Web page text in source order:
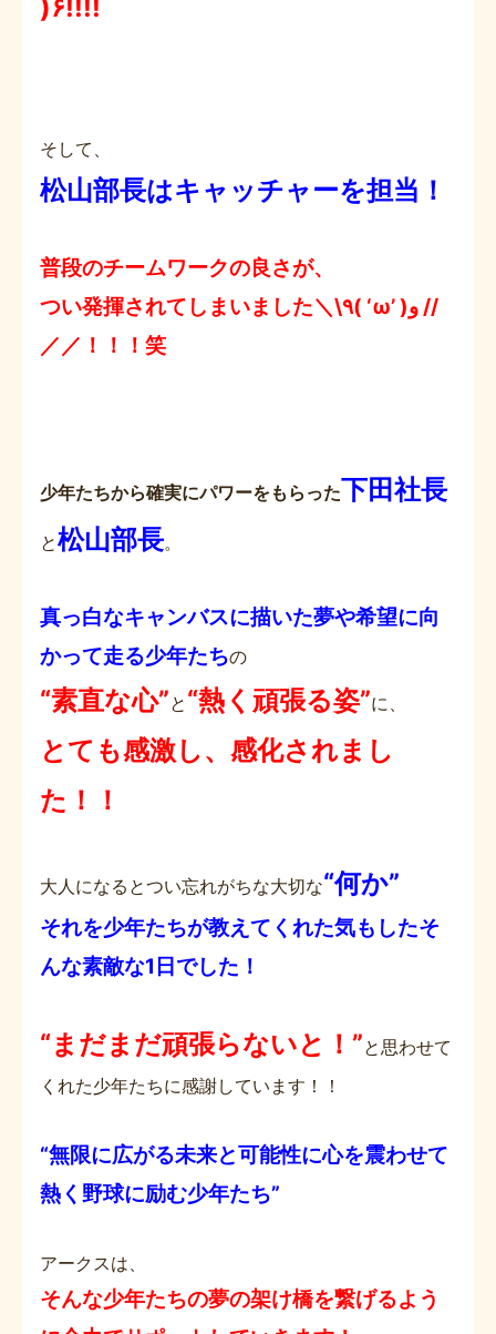
)۶!!!!
そして、
松山部長はキャッチャーを担当！
普段のチームワークの良さが、
つい発揮されてしまいました＼\٩( ‘ω’ )و //
／／！！！笑
少年たちから確実にパワーをもらった下田社長
と松山部長。
真っ白なキャンバスに描いた夢や希望に向
かって走る少年たちの
“素直な心”と “熱く頑張る姿”に、
とても感激し、感化されまし
た！！
大人になるとつい忘れがちな大切な“何か”
それを少年たちが教えてくれた気もしたそ
んな素敵な1日でした！
“まだまだ頑張らないと！”と思わせて
くれた少年たちに感謝しています！！
“無限に広がる未来と可能性に心を震わせて
熱く野球に励む少年たち”
アークスは、
そんな少年たちの夢の架け橋を繋げるよう